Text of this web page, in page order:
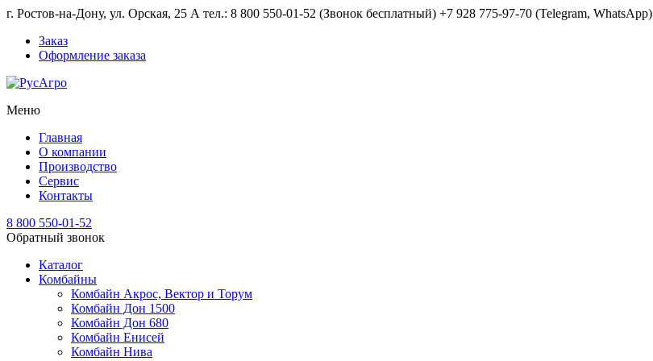
г. Ростов-на-Дону, ул. Орская, 25 А тел.: 8 800 550-01-52 (Звонок бесплатный) +7 928 775-97-70 (Telegram, WhatsApp)
Заказ
Оформление заказа
Меню
Главная
О компании
Производство
Сервис
Контакты
8 800 550-01-52
Обратный звонок
Каталог
Комбайны
Комбайн Акрос, Вектор и Торум
Комбайн Дон 1500
Комбайн Дон 680
Комбайн Енисей
Комбайн Нива